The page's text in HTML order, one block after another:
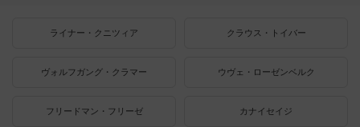
ライナー・クニツィア クラウス・トイバー
ヴォルフガング・クラマー ウヴェ・ローゼンベルク
フリードマン・フリーゼ カナイセイジ